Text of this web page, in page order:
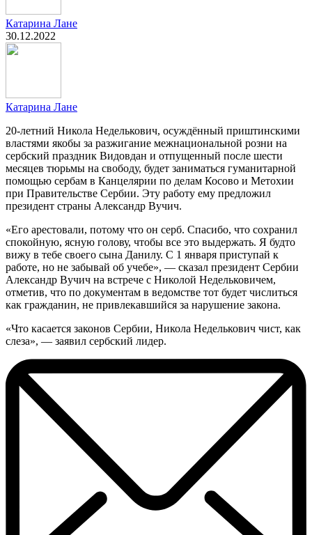
Катарина Лане
30.12.2022
Катарина Лане
20-летний Никола Неделькович, осуждённый приштинскими
властями якобы за разжигание межнациональной розни на
сербский праздник Видовдан и отпущенный после шести
месяцев тюрьмы на свободу, будет заниматься гуманитарной
помощью сербам в Канцелярии по делам Косово и Метохии
при Правительстве Сербии. Эту работу ему предложил
президент страны Александр Вучич.
«Его арестовали, потому что он серб. Спасибо, что сохранил
спокойную, ясную голову, чтобы все это выдержать. Я будто
вижу в тебе своего сына Данилу. С 1 января приступай к
работе, но не забывай об учебе», — сказал президент Сербии
Александр Вучич на встрече с Николой Недельковичем,
отметив, что по документам в ведомстве тот будет числиться
как гражданин, не привлекавшийся за нарушение закона.
«Что касается законов Сербии, Никола Неделькович чист, как
слеза», — заявил сербский лидер.